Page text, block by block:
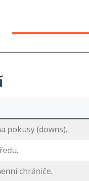
pokusy (downs).
chrániče.